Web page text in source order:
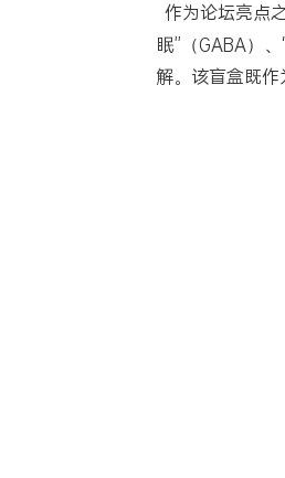
作为论坛亮点
眠”（GABA）
解。该盲盒既